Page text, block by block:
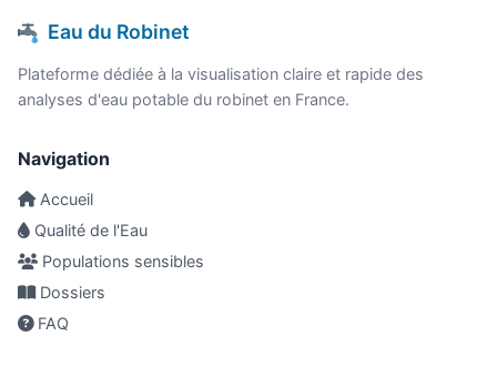
Eau du Robinet
Plateforme dédiée à la visualisation claire et rapide des
analyses d'eau potable du robinet en France.
Navigation
Accueil
Qualité de l'Eau
Populations sensibles
Dossiers
FAQ